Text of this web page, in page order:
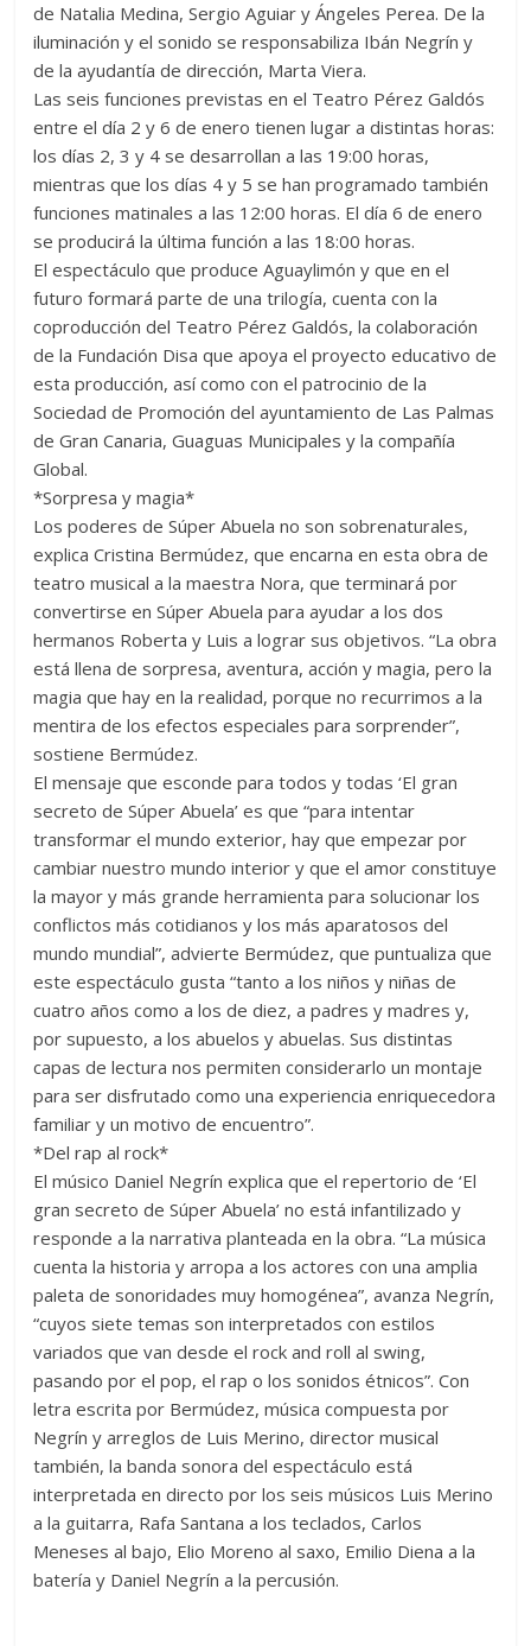
de Natalia Medina, Sergio Aguiar y Ángeles Perea. De la
iluminación y el sonido se responsabiliza Ibán Negrín y
de la ayudantía de dirección, Marta Viera.
Las seis funciones previstas en el Teatro Pérez Galdós
entre el día 2 y 6 de enero tienen lugar a distintas horas:
los días 2, 3 y 4 se desarrollan a las 19:00 horas,
mientras que los días 4 y 5 se han programado también
funciones matinales a las 12:00 horas. El día 6 de enero
se producirá la última función a las 18:00 horas.
El espectáculo que produce Aguaylimón y que en el
futuro formará parte de una trilogía, cuenta con la
coproducción del Teatro Pérez Galdós, la colaboración
de la Fundación Disa que apoya el proyecto educativo de
esta producción, así como con el patrocinio de la
Sociedad de Promoción del ayuntamiento de Las Palmas
de Gran Canaria, Guaguas Municipales y la compañía
Global.
*Sorpresa y magia*
Los poderes de Súper Abuela no son sobrenaturales,
explica Cristina Bermúdez, que encarna en esta obra de
teatro musical a la maestra Nora, que terminará por
convertirse en Súper Abuela para ayudar a los dos
hermanos Roberta y Luis a lograr sus objetivos. “La obra
está llena de sorpresa, aventura, acción y magia, pero la
magia que hay en la realidad, porque no recurrimos a la
mentira de los efectos especiales para sorprender”,
sostiene Bermúdez.
El mensaje que esconde para todos y todas ‘El gran
secreto de Súper Abuela’ es que “para intentar
transformar el mundo exterior, hay que empezar por
cambiar nuestro mundo interior y que el amor constituye
la mayor y más grande herramienta para solucionar los
conflictos más cotidianos y los más aparatosos del
mundo mundial”, advierte Bermúdez, que puntualiza que
este espectáculo gusta “tanto a los niños y niñas de
cuatro años como a los de diez, a padres y madres y,
por supuesto, a los abuelos y abuelas. Sus distintas
capas de lectura nos permiten considerarlo un montaje
para ser disfrutado como una experiencia enriquecedora
familiar y un motivo de encuentro”.
*Del rap al rock*
El músico Daniel Negrín explica que el repertorio de ‘El
gran secreto de Súper Abuela’ no está infantilizado y
responde a la narrativa planteada en la obra. “La música
cuenta la historia y arropa a los actores con una amplia
paleta de sonoridades muy homogénea”, avanza Negrín,
“cuyos siete temas son interpretados con estilos
variados que van desde el rock and roll al swing,
pasando por el pop, el rap o los sonidos étnicos”. Con
letra escrita por Bermúdez, música compuesta por
Negrín y arreglos de Luis Merino, director musical
también, la banda sonora del espectáculo está
interpretada en directo por los seis músicos Luis Merino
a la guitarra, Rafa Santana a los teclados, Carlos
Meneses al bajo, Elio Moreno al saxo, Emilio Diena a la
batería y Daniel Negrín a la percusión.